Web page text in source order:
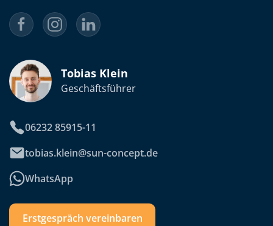
Tobias Klein
Geschäftsführer
06232 85915-11
tobias.klein@sun-concept.de
WhatsApp
Erstgespräch vereinbaren